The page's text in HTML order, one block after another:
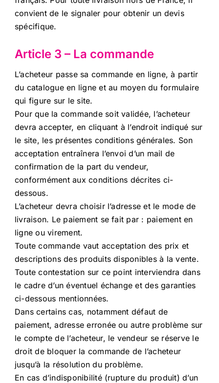
convient de le signaler pour obtenir un devis
spécifique.
Article 3 – La commande
L’acheteur passe sa commande en ligne, à partir
du catalogue en ligne et au moyen du formulaire
qui figure sur le site.
Pour que la commande soit validée, l’acheteur
devra accepter, en cliquant à l’endroit indiqué sur
le site, les présentes conditions générales. Son
acceptation entraînera l’envoi d’un mail de
confirmation de la part du vendeur,
conformément aux conditions décrites ci-
dessous.
L’acheteur devra choisir l’adresse et le mode de
livraison. Le paiement se fait par : paiement en
ligne ou virement.
Toute commande vaut acceptation des prix et
descriptions des produits disponibles à la vente.
Toute contestation sur ce point interviendra dans
le cadre d’un éventuel échange et des garanties
ci-dessous mentionnées.
Dans certains cas, notamment défaut de
paiement, adresse erronée ou autre problème sur
le compte de l’acheteur, le vendeur se réserve le
droit de bloquer la commande de l’acheteur
jusqu’à la résolution du problème.
En cas d’indisponibilité (rupture du produit) d’un